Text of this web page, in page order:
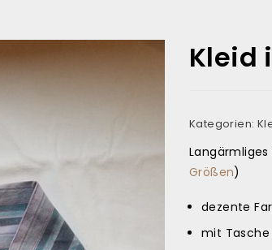
Kleid
Kategorien:
Größen)
dezente
mit Tasche